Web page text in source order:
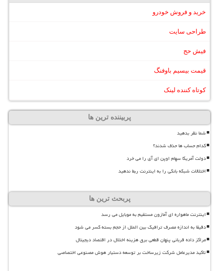
خرید و فروش خودرو
طراحی سایت
فیش حج
قیمت بیسیم باوفنگ
کوتاه کننده لینک
پربیننده ترین ها
شما نظر بدهید
کدام حساب ها حذف شدند؟
دولت آمریکا سهام اوپن ای آی را می خرد
اختلالات شبکه بانکی را به اینترنت ربط ندهید
پربحث ترین ها
اینترنت ماهواره ای آمازون مستقیم به موبایل می رسد
دقیقا به اندازه مصرف ترافیک بین الملل از حجم بسته کسر می شود
مراکز داده قربانی پنهان قطعی برق هزینه اختلال در اقتصاد دیجیتال
تاکید مدیرعامل شرکت زیرساخت بر توسعه دستیار هوش مصنوعی اختصاصی